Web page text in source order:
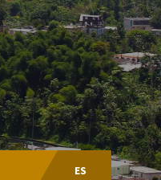
Escoger
Lenguaje:
ES